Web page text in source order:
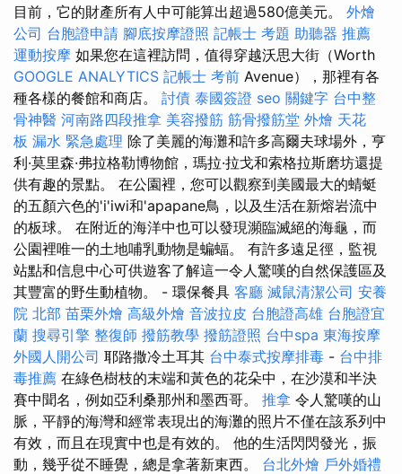
目前，它的財產所有人中可能算出超過580億美元。 外燴
公司 台胞證申請 腳底按摩證照 記帳士 考題 助聽器 推薦
運動按摩 如果您在這裡訪問，值得穿越沃思大街（Worth
GOOGLE ANALYTICS 記帳士 考前 Avenue），那裡有各
種各樣的餐館和商店。 討債 泰國簽證 seo 關鍵字 台中整
骨神醫 河南路四段推拿 美容撥筋 筋骨撥筋堂 外燴 天花
板 漏水 緊急處理 除了美麗的海灘和許多高爾夫球場外，亨
利·莫里森·弗拉格勒博物館，瑪拉·拉戈和索格拉斯磨坊還提
供有趣的景點。 在公園裡，您可以觀察到美國最大的蜻蜓
的五顏六色的'i'iwi和'apapane鳥，以及生活在新熔岩流中
的板球。 在附近的海洋中也可以發現瀕臨滅絕的海龜，而
公園裡唯一的土地哺乳動物是蝙蝠。 有許多遠足徑，監視
站點和信息中心可供遊客了解這一令人驚嘆的自然保護區及
其豐富的野生動植物。 - 環保餐具 客廳 滅鼠清潔公司 安養
院 北部 苗栗外燴 高級外燴 音波拉皮 台胞證高雄 台胞證宜
蘭 搜尋引擎 整復師 撥筋教學 撥筋證照 台中spa 東海按摩
外國人開公司 耶路撒冷土耳其 台中泰式按摩排毒 - 台中排
毒推薦 在綠色樹枝的末端和黃色的花朵中，在沙漠和半決
賽中聞名，例如亞利桑那州和墨西哥。 推拿 令人驚嘆的山
脈，平靜的海灣和經常表現出的海灘的照片不僅在該系列中
有效，而且在現實中也是有效的。 他的生活閃閃發光，振
動，幾乎從不睡覺，總是拿著新東西。 台北外燴 戶外婚禮